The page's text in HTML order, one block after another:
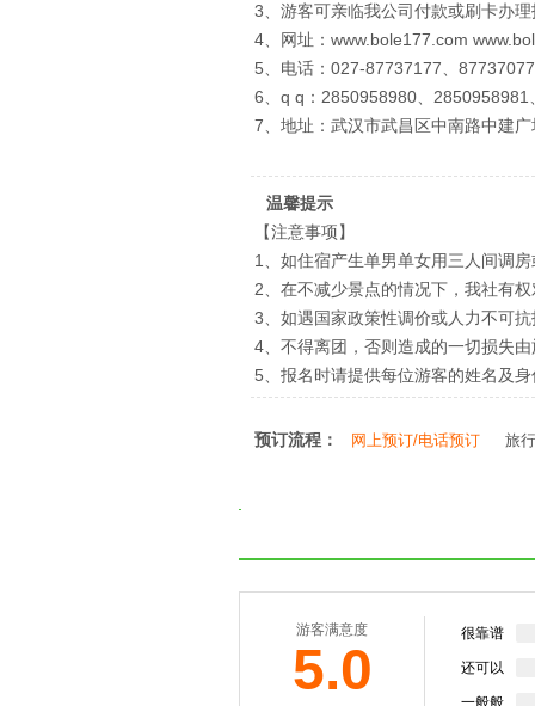
3、游客可亲临我公司付款或刷卡办
4、网址：www.bole177.com
5、电话：027-87737177、
6、q q：2850958980、
7、地址：武汉市武昌区中南路中建
温馨提示
【注意事项】
1、如住宿产生单男单女用三人间调
2、在不减少景点的情况下，我社有
3、如遇国家政策性调价或人力不可
4、不得离团，否则造成的一切损失
5、报名时请提供每位游客的姓名及
预订流程： 网上预订/电话预订 旅
游客满意度
5.0
很靠谱
还可以
一般般